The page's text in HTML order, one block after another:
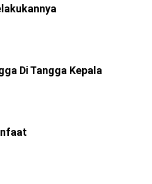
Di Tangga Kepala